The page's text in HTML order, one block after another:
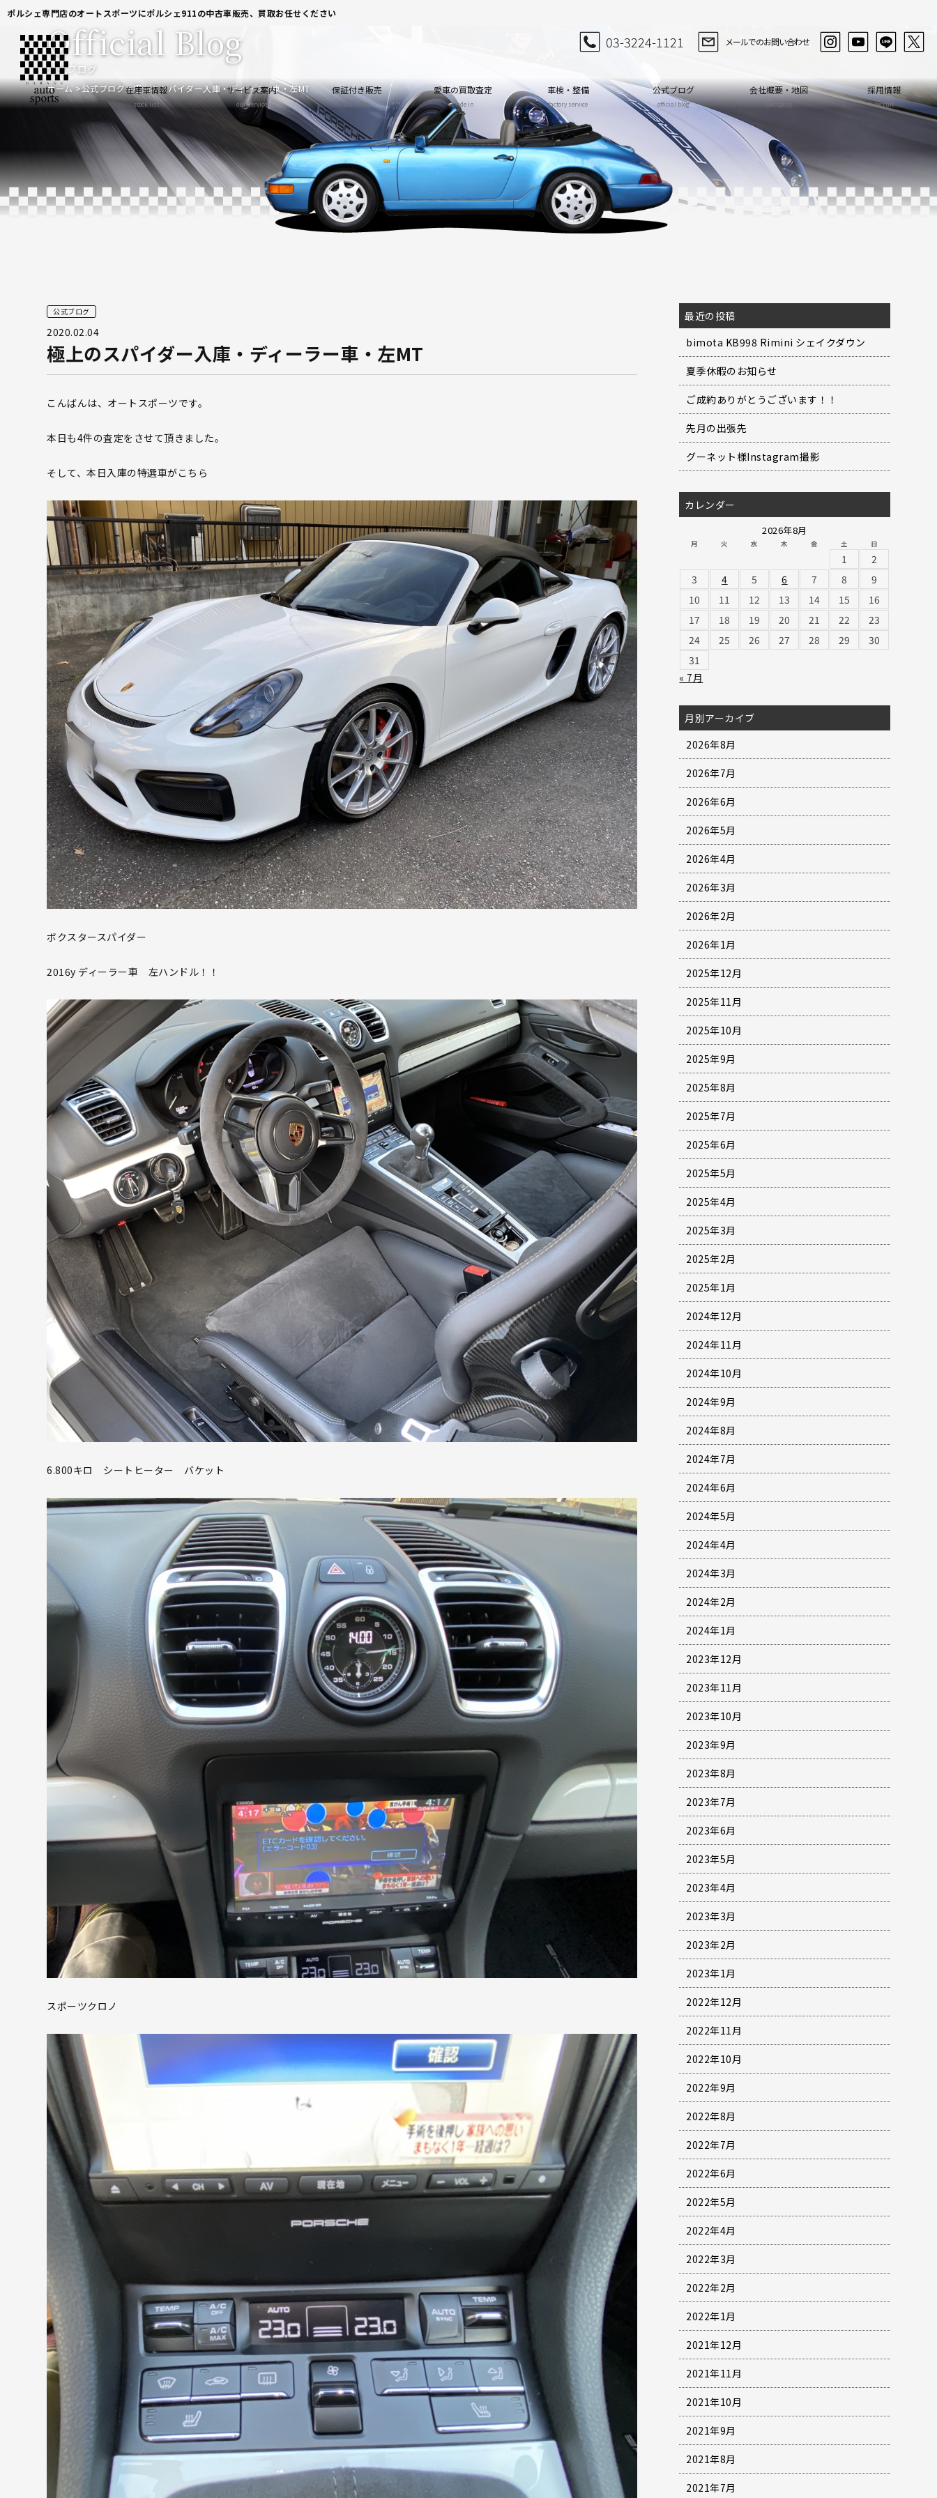
ポルシェ専門店のオートスポーツにポルシェ911の中古車販売、買取お任せください
在庫車情報
stock list
サービス案内
our service
保証付き販売
warranty
愛車の買取査定
trade in
車検・整備
factory service
公式ブログ
official blog
会社概要・地図
company
採用情報
recruit
公式ブログ
Official Blog
ホーム 公式ブログ 極上のスパイダー入庫・ディーラー車・左MT
公式ブログ
2020.02.04
極上のスパイダー入庫・ディーラー車・左MT
こんばんは、オートスポーツです。
本日も4件の査定をさせて頂きました。
そして、本日入庫の特選車がこちら
ボクスタースパイダー
2016y ディーラー車 左ハンドル！！
6.800キロ シートヒーター バケット
スポーツクロノ
最近の投稿
bimota KB998 Rimini シェイクダウン
夏季休暇のお知らせ
ご成約ありがとうございます！！
先月の出張先
グーネット様Instagram撮影
カレンダー
2026年8月
月 火 水 木 金 土 日
1
2
3
4 5 6 7 8
9
10
11 12 13 14 15
16
17
18 19 20 21 22
23
24
25 26 27 28 29
30
31
« 7月
月別アーカイブ
2026年8月
2026年7月
2026年6月
2026年5月
2026年4月
2026年3月
2026年2月
2026年1月
2025年12月
2025年11月
2025年10月
2025年9月
2025年8月
2025年7月
2025年6月
2025年5月
2025年4月
2025年3月
2025年2月
2025年1月
2024年12月
2024年11月
2024年10月
2024年9月
2024年8月
2024年7月
2024年6月
2024年5月
2024年4月
2024年3月
2024年2月
2024年1月
2023年12月
2023年11月
2023年10月
2023年9月
2023年8月
2023年7月
2023年6月
2023年5月
2023年4月
2023年3月
2023年2月
2023年1月
2022年12月
2022年11月
2022年10月
2022年9月
2022年8月
2022年7月
2022年6月
2022年5月
2022年4月
2022年3月
2022年2月
2022年1月
2021年12月
2021年11月
2021年10月
2021年9月
2021年8月
2021年7月
03-3224-1121 メールでのお問い合わせ